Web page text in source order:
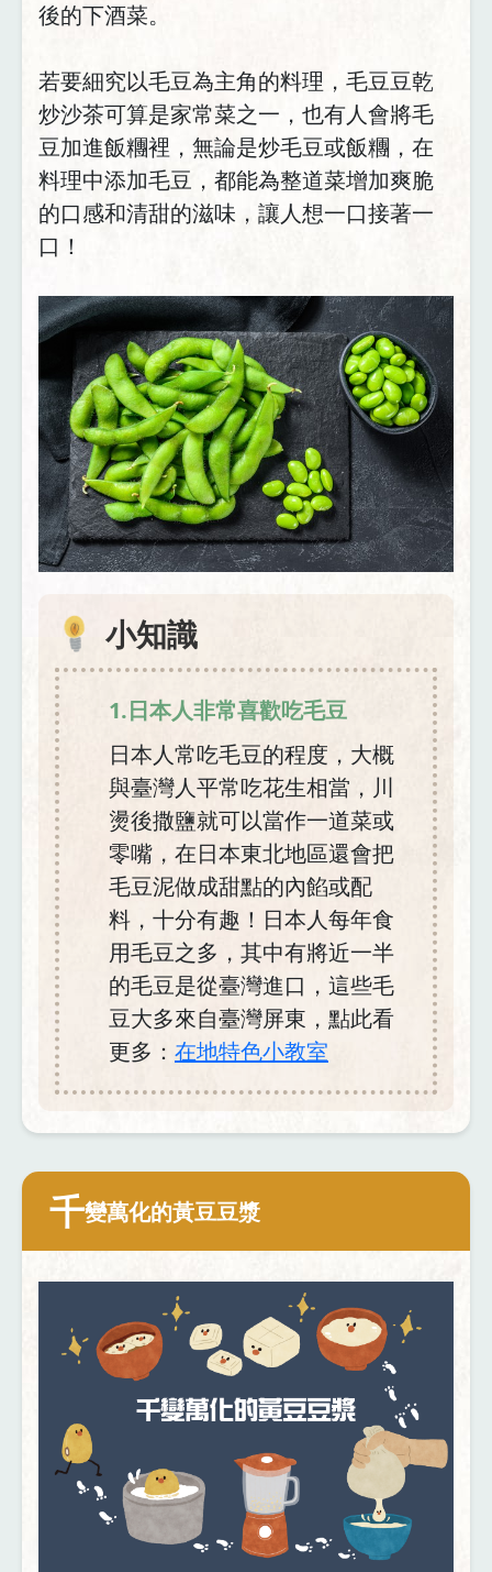
後的下酒菜。
若要細究以毛豆為主角的料理，毛豆豆乾
炒沙茶可算是家常菜之一，也有人會將毛
豆加進飯糰裡，無論是炒毛豆或飯糰，在
料理中添加毛豆，都能為整道菜增加爽脆
的口感和清甜的滋味，讓人想一口接著一
口！
小知識
1.日本人非常喜歡吃毛豆
日本人常吃毛豆的程度，大概
與臺灣人平常吃花生相當，川
燙後撒鹽就可以當作一道菜或
零嘴，在日本東北地區還會把
毛豆泥做成甜點的內餡或配
料，十分有趣！日本人每年食
用毛豆之多，其中有將近一半
的毛豆是從臺灣進口，這些毛
豆大多來自臺灣屏東，點此看
更多： 在地特色小教室
千變萬化的黃豆豆漿